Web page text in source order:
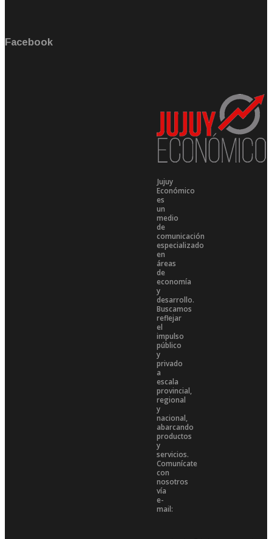
Facebook
Jujuy
Económico
es
un
medio
de
comunicación
especializado
en
áreas
de
economía
y
desarrollo.
Buscamos
reflejar
el
impulso
público
y
privado
a
escala
provincial,
regional
y
nacional,
abarcando
productos
y
servicios.
Comunícate
con
nosotros
vía
e-
mail: